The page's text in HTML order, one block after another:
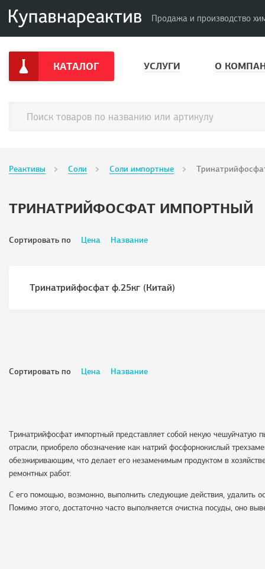
Продажа и производство
КАТАЛОГ УСЛУГИ О
Реактивы Соли Соли импортные
ТРИНАТРИЙФОСФАТ ИМПОРТНЫЙ
Сортировать по Цена Название
Тринатрийфосфат ф.25кг (Китай)
Сортировать по Цена Название
Тринатрийфосфат импортный представляет собой некую чешуйчатую
отрасли, приобрело обозначение как натрий фосфорнокислый
обезжиривающим, что делает его незаменимым продуктом в
ремонтных работ.
С его помощью, возможно, выполнить следующие действия, удалить
Помимо этого, достаточно часто выполняется очистка посуды, оно